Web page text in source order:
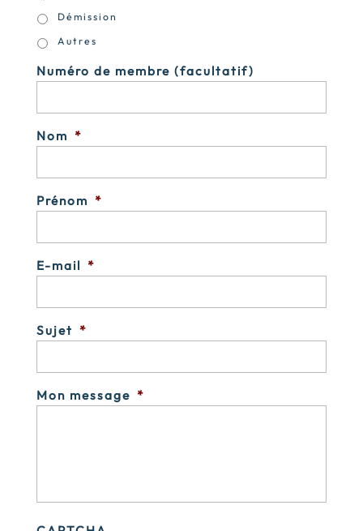
Démission
Autres
Numéro de membre (facultatif)
Nom *
Prénom *
E-mail *
Sujet *
Mon message *